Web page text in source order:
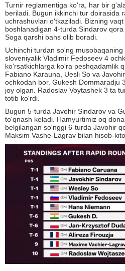
Turnir reglamentiga ko'ra, har bir
beriladi. Bugun ikkinchi tur doirasida
uchrashuvlari o'tkaziladi. Bizning
boshlanadigan 4-turda Sindarov
Soga qarshi bahs olib boradi.
Uchinchi turdan so'ng
sloveniyalik Vladimir Fedoseev 4
ko'rsatkichlarga ko'ra peshqadamlik
Fabiano Karauna, Uesli So va
ochkodan bor. Gukesh Dommaradju
joy olgan. Radoslav Voytashek 3 ta
totib ko'rdi.
Bugun 5-turda Javohir Sindarov va
to'qnash keladi. Hamyurtimiz oq
belgilangan so'nggi 6-turda Javohir
Maksim Vashe-Lagrav bilan hisob-